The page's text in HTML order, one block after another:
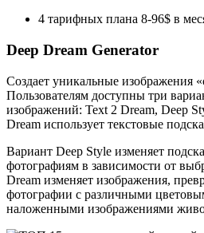
4 тарифных плана 8-96$ в
Deep Dream Generator
Создает уникальные изображения
Пользователям доступны три
изображений: Text 2 Dream, Deep
Dream использует текстовые
Вариант Deep Style изменяет
фотографиям в зависимости от
Dream изменяет изображения,
фотографии с различными
наложенными изображениями